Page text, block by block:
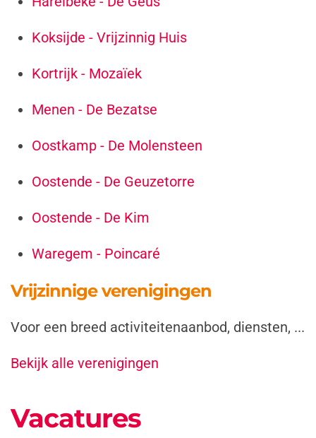
Koksijde - Vrijzinnig Huis
Kortrijk - Mozaïek
Menen - De Bezatse
Oostkamp - De Molensteen
Oostende - De Geuzetorre
Oostende - De Kim
Waregem - Poincaré
Vrijzinnige verenigingen
Voor een breed activiteitenaanbod, diensten, ...
Bekijk alle verenigingen
Vacatures